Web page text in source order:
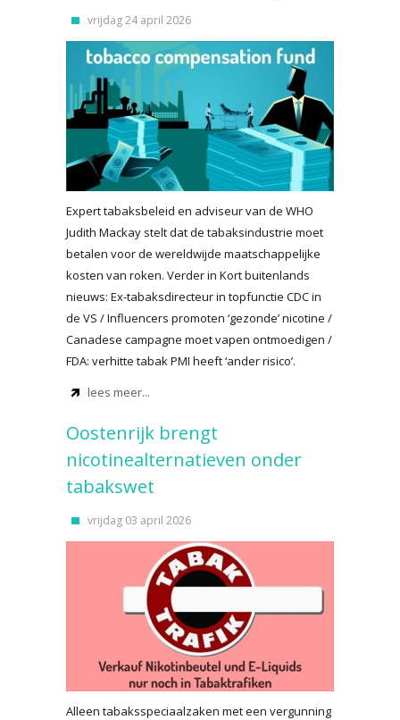
vrijdag 24 april 2026
Expert tabaksbeleid en adviseur van de WHO
Judith Mackay stelt dat de tabaksindustrie moet
betalen voor de wereldwijde maatschappelijke
kosten van roken. Verder in Kort buitenlands
nieuws: Ex-tabaksdirecteur in topfunctie CDC in
de VS / Influencers promoten ‘gezonde’ nicotine /
Canadese campagne moet vapen ontmoedigen /
FDA: verhitte tabak PMI heeft ‘ander risico’.
lees meer...
Oostenrijk brengt
nicotinealternatieven onder
tabakswet
vrijdag 03 april 2026
Alleen tabaksspeciaalzaken met een vergunning